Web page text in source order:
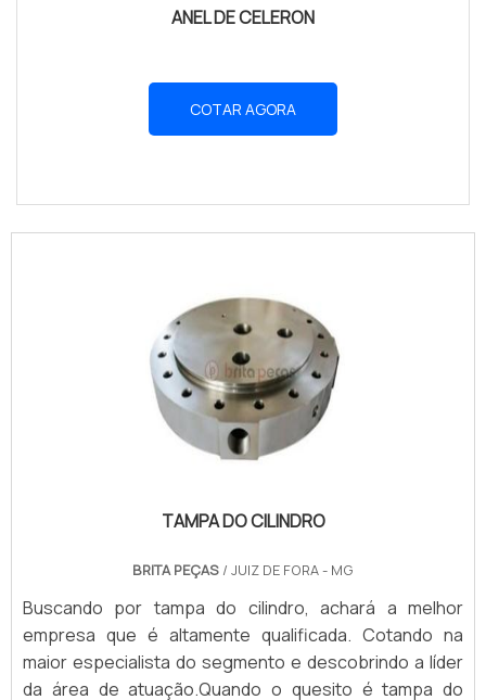
ANEL DE CELERON
COTAR AGORA
TAMPA DO CILINDRO
BRITA PEÇAS / JUIZ DE FORA - MG
Buscando por tampa do cilindro, achará a melhor
empresa que é altamente qualificada. Cotando na
maior especialista do segmento e descobrindo a líder
da área de atuação.Quando o quesito é tampa do